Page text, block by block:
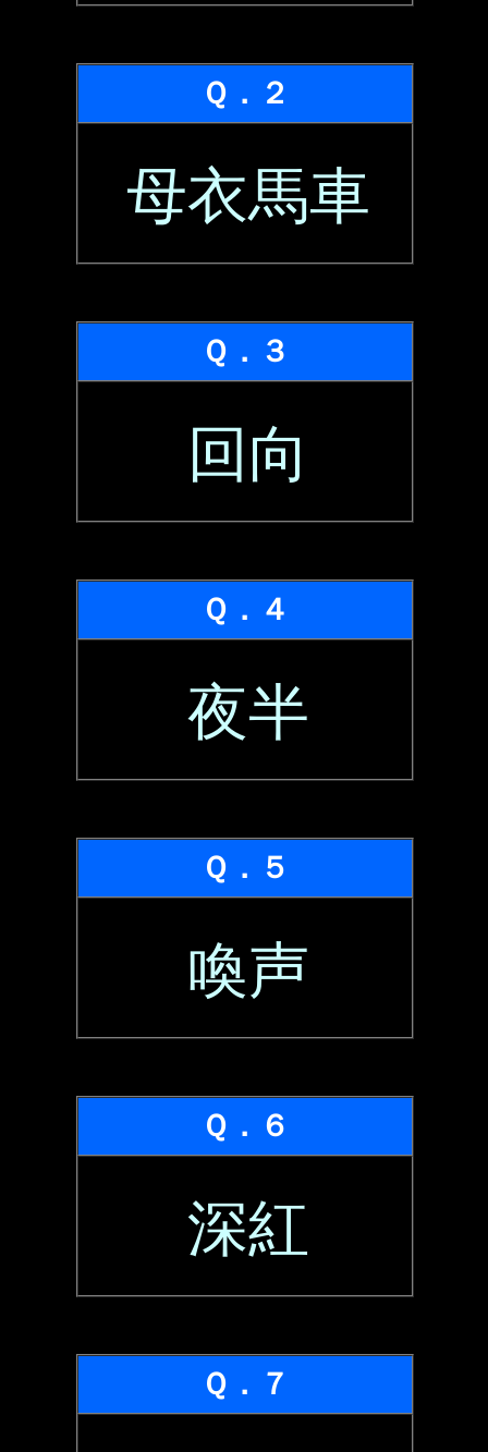
Ｑ．２
母衣馬車
Ｑ．３
回向
Ｑ．４
夜半
Ｑ．５
喚声
Ｑ．６
深紅
Ｑ．７